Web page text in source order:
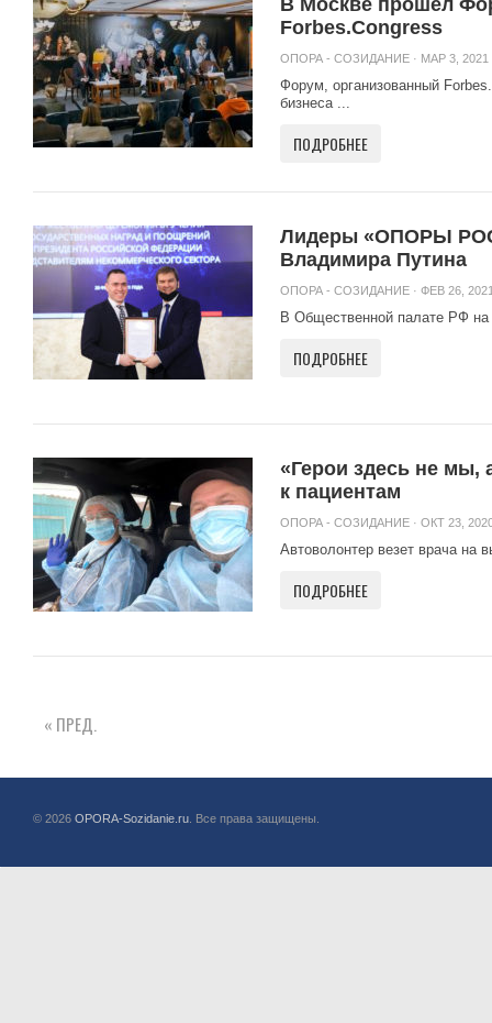
В Москве прошел
Forbes.Congress
ОПОРА - СОЗИДАНИЕ · МАР 3, 2021
Форум, организованный
бизнеса ...
ПОДРОБНЕЕ
Лидеры «ОПОРЫ
Владимира Путина
ОПОРА - СОЗИДАНИЕ · ФЕВ 26,
В Общественной палате РФ на
ПОДРОБНЕЕ
«Герои здесь не мы,
к пациентам
ОПОРА - СОЗИДАНИЕ · ОКТ 23,
Автоволонтер везет врача на
ПОДРОБНЕЕ
« ПРЕД.
© 2026 OPORA-Sozidanie.ru . Все права защищены.